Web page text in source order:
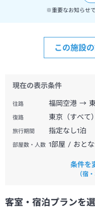
この施設
※重要なお知らせ
現在の表示条件
往路 福岡空港 → 東
復路 東京（すべ
部屋数・人数 1部屋 / おと
旅行期間 指定なし1泊
条件を
（宿
客室・宿泊プランを